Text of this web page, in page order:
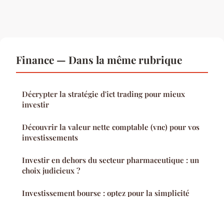
Finance — Dans la même rubrique
Décrypter la stratégie d'ict trading pour mieux
investir
Découvrir la valeur nette comptable (vnc) pour vos
investissements
Investir en dehors du secteur pharmaceutique : un
choix judicieux ?
Investissement bourse : optez pour la simplicité